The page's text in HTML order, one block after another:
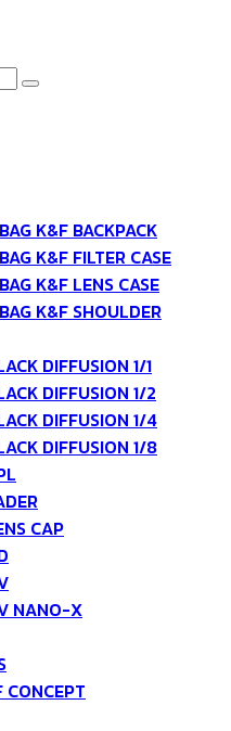
K&F BACKPACK
K&F FILTER CASE
K&F LENS CASE
K&F SHOULDER
DIFFUSION 1/1
DIFFUSION 1/2
DIFFUSION 1/4
DIFFUSION 1/8
CAP
NANO-X
CONCEPT